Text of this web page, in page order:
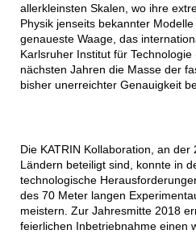
allerkleinsten Skalen, wo ihre
Physik jenseits bekannter
genaueste Waage, das
Karlsruher Institut für
nächsten Jahren die Masse der
bisher unerreichter Genauigkeit
Die KATRIN Kollaboration, an der
Ländern beteiligt sind, konnte in
technologische
des 70 Meter langen
meistern. Zur Jahresmitte 2018
feierlichen Inbetriebnahme einen